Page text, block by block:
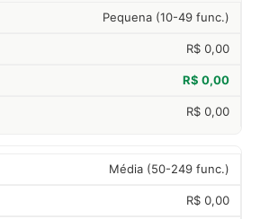
Pequena (10-49 func.)
R$ 0,00
R$ 0,00
R$ 0,00
Média (50-249 func.)
R$ 0,00